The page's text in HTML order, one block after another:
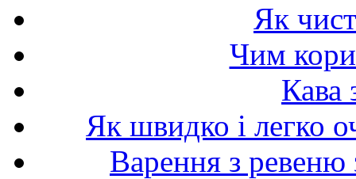
Як
Чим
Кава
Як швидко і легко
Варення з ревеню